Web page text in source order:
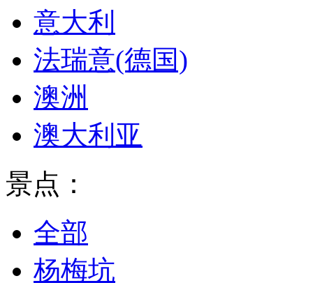
意大利
法瑞意(德国)
澳洲
澳大利亚
景点：
全部
杨梅坑